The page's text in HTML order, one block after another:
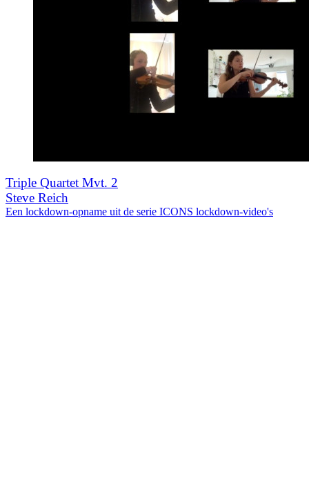
Triple Quartet Mvt. 2
Steve Reich
Een lockdown-opname uit de serie ICONS lockdown-video's